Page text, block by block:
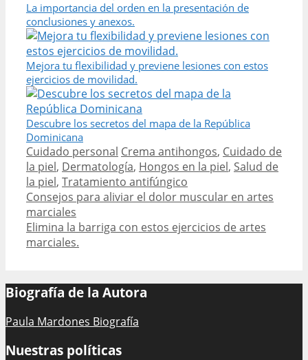
La importancia del orden en la presentación de
conclusiones y anexos.
Mejora tu flexibilidad y previene lesiones con estos
ejercicios de movilidad.
Descubre los secretos del mapa de la República
Dominicana
Categories
Cuidado personal Tags
Crema antihongos, Cuidado de
la piel, Dermatología, Hongos en la piel, Salud de
la piel, Tratamiento antifúngico
Post
navigation
Consejos para aliviar el dolor muscular en artes
marciales
Elimina la barriga con estos ejercicios de artes
marciales.
Biografía de la Autora
Paula Mardones Biografía
Nuestras políticas